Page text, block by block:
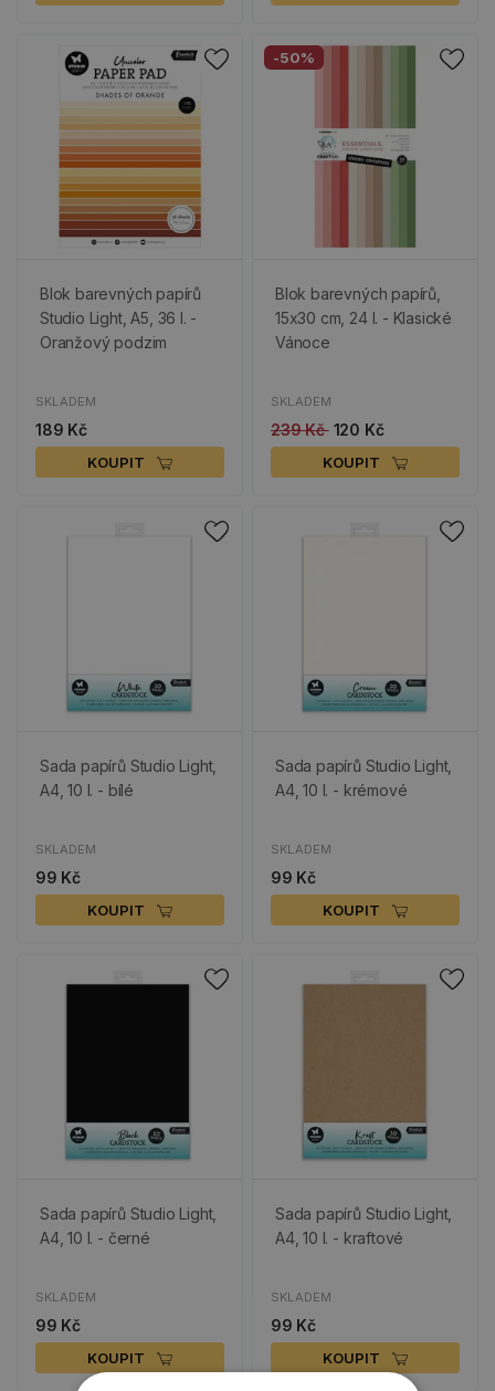
Blok barevných papírů
Studio Light, A5, 36 l. -
Oranžový podzim
SKLADEM
189 Kč
KOUPIT
-50%
Blok barevných papírů,
15x30 cm, 24 l. - Klasické
Vánoce
SKLADEM
239 Kč 120 Kč
KOUPIT
Sada papírů Studio Light,
A4, 10 l. - bílé
SKLADEM
99 Kč
KOUPIT
Sada papírů Studio Light,
A4, 10 l. - krémové
SKLADEM
99 Kč
KOUPIT
Sada papírů Studio Light,
A4, 10 l. - černé
SKLADEM
99 Kč
KOUPIT
Sada papírů Studio Light,
A4, 10 l. - kraftové
SKLADEM
99 Kč
KOUPIT